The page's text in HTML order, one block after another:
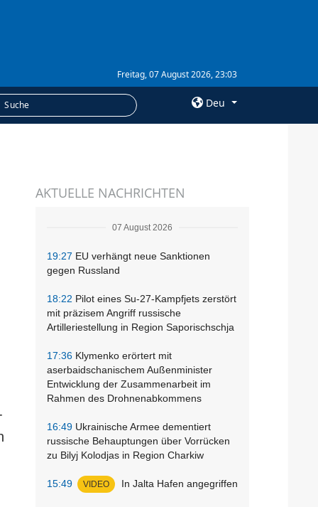
Freitag, 07 August 2026, 23:03
Deu
Abonnement
AKTUELLE NACHRICHTEN
07 August 2026
19:27 EU verhängt neue Sanktionen
gegen Russland
18:22 Pilot eines Su-27-Kampfjets zerstört
mit präzisem Angriff russische
Artilleriestellung in Region Saporischschja
17:36 Klymenko erörtert mit
aserbaidschanischem Außenminister
Entwicklung der Zusammenarbeit im
Rahmen des Drohnenabkommens
16:49 Ukrainische Armee dementiert
russische Behauptungen über Vorrücken
zu Bilyj Kolodjas in Region Charkiw
15:49 VIDEO In Jalta Hafen angegriffen